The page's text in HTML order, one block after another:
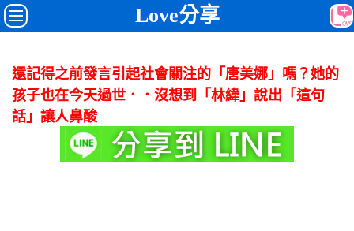
Love分享
還記得之前發言引起社會關注的「唐美娜」嗎？她的
孩子也在今天過世．．沒想到「林緯」說出「這句
話」讓人鼻酸